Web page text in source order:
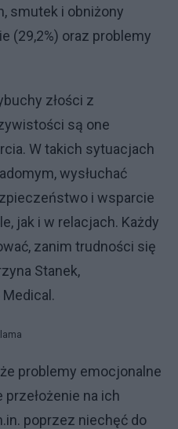
smutek i obniżony
(29,2%) oraz problemy
złości z
są one
W takich sytuacjach
wysłuchać
i wsparcie
jak i w relacjach. Każdy
zanim trudności się
Stanek,
problemy emocjonalne
na ich
poprzez niechęć do